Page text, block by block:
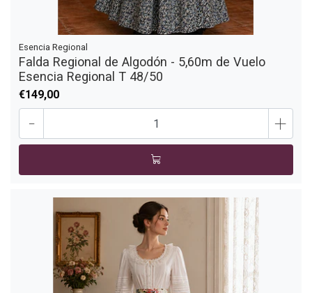
Esencia Regional
Falda Regional de Algodón - 5,60m de Vuelo
Esencia Regional T 48/50
€149,00
- +